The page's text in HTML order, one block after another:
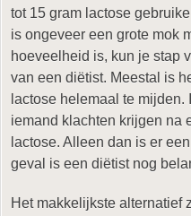
tot 15 gram lactose
is ongeveer een grote mok
hoeveelheid is, kun je stap
van een diëtist. Meestal is
lactose helemaal te
iemand klachten krijgen na
lactose. Alleen dan is er
geval is een diëtist nog
Het makkelijkste alternatief